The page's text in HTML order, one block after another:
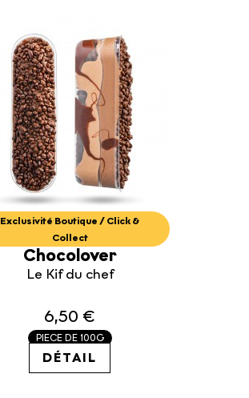
Exclusivité Boutique / Click &
Collect
Chocolover
Le Kif du chef
6,50 €
PIECE DE 100G
65.00€ / KG
DÉTAIL